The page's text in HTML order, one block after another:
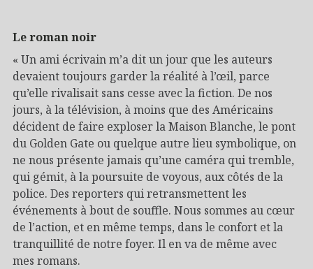
Le roman noir
« Un ami écrivain m’a dit un jour que les auteurs
devaient toujours garder la réalité à l’œil, parce
qu’elle rivalisait sans cesse avec la fiction. De nos
jours, à la télévision, à moins que des Américains
décident de faire exploser la Maison Blanche, le pont
du Golden Gate ou quelque autre lieu symbolique, on
ne nous présente jamais qu’une caméra qui tremble,
qui gémit, à la poursuite de voyous, aux côtés de la
police. Des reporters qui retransmettent les
événements à bout de souffle. Nous sommes au cœur
de l’action, et en même temps, dans le confort et la
tranquillité de notre foyer. Il en va de même avec
mes romans.